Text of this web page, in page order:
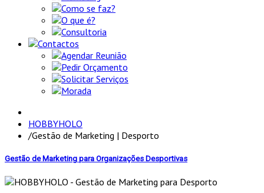
Como se faz?
O que é?
Consultoria
Contactos
Agendar Reunião
Pedir Orçamento
Solicitar Serviços
Morada
HOBBYHOLO
/Gestão de Marketing | Desporto
Gestão de Marketing para Organizações Desportivas